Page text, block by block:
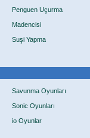
Penguen Uçurma
Madencisi
Suşi Yapma
Savunma Oyunları
Sonic Oyunları
io Oyunlar